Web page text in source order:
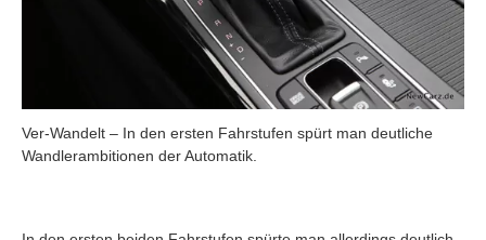
Ver-Wandelt – In den ersten Fahrstufen spürt man deutliche
Wandlerambitionen der Automatik.